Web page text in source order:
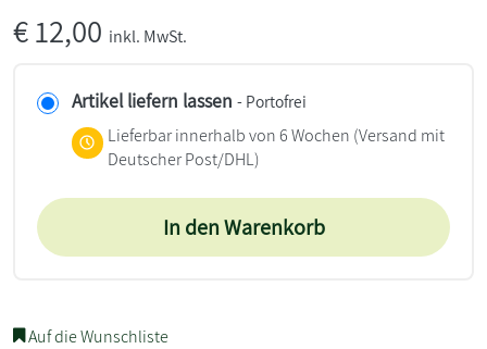
€12,00 inkl. MwSt.
Artikel liefern lassen - Portofrei
Lieferbar innerhalb von 6 Wochen (Versand mit
Deutscher Post/DHL)
In den Warenkorb
Auf die Wunschliste